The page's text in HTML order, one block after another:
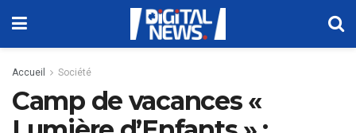
Accueil Société
Camp de vacances «